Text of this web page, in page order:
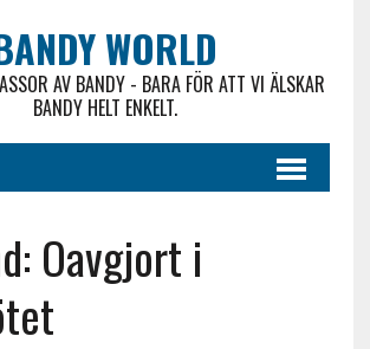
WORLD
AV BANDY - BARA FÖR ATT VI ÄLSKAR
BANDY HELT ENKELT.
Oavgjort i